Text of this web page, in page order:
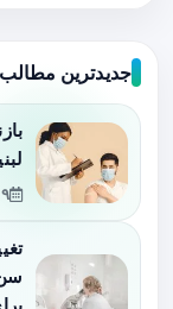
جدیدترین مطالب